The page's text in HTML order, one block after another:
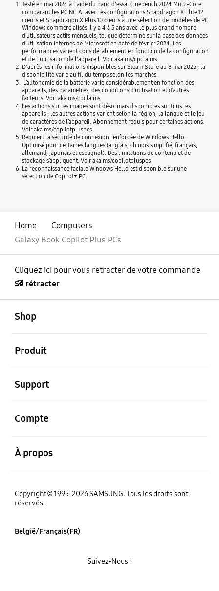
Testé en mai 2024 à l'aide du banc d'essai Cinebench 2024 Multi-Core
comparant les PC NG AI avec les configurations Snapdragon X Elite 12
cœurs et Snapdragon X Plus 10 cœurs à une sélection de modèles de PC
Windows commercialisés il y a 4 à 5 ans avec le plus grand nombre
d’utilisateurs actifs mensuels, tel que déterminé sur la base des données
d’utilisation internes de Microsoft en date de février 2024. Les
performances varient considérablement en fonction de la configuration
et de l'utilisation de l'appareil. Voir aka.ms/cpclaims
D'après les informations disponibles sur Steam Store au 8 mai 2025 ; la
disponibilité varie au fil du temps selon les marchés.
L’autonomie de la batterie varie considérablement en fonction des
appareils, des paramètres, des conditions d’utilisation et d’autres
facteurs. Voir aka.ms/cpclaims
Les actions sur les images sont désormais disponibles sur tous les
appareils ; les autres actions varient selon la région, la langue et le jeu
de caractères de l’appareil. Abonnement requis pour certaines actions.
Voir aka.ms/copilotpluspcs
Requiert la sécurité de connexion renforcée de Windows Hello.
Optimisé pour certaines langues (anglais, chinois simplifié, français,
allemand, japonais et espagnol). Des limitations de contenu et de
stockage s’appliquent. Voir aka.ms/copilotpluspcs
La reconnaissance faciale Windows Hello est disponible sur une
sélection de Copilot+ PC.
Home
Computers
Galaxy Book Copilot Plus PCs
Cliquez ici pour vous retracter de votre commande
Se rétracter
Shop
Produit
Support
Compte
À propos
Copyright© 1995-2026 SAMSUNG. Tous les droits sont
réservés.
België/Français(FR)
Suivez-Nous !